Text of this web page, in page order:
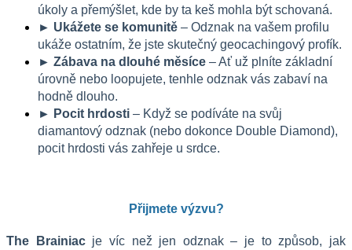
úkoly a přemýšlet, kde by ta keš mohla být schovaná.
► Ukážete se komunitě – Odznak na vašem profilu
ukáže ostatním, že jste skutečný geocachingový profík.
► Zábava na dlouhé měsíce – Ať už plníte základní
úrovně nebo loopujete, tenhle odznak vás zabaví na
hodně dlouho.
► Pocit hrdosti – Když se podíváte na svůj
diamantový odznak (nebo dokonce Double Diamond),
pocit hrdosti vás zahřeje u srdce.
Přijmete výzvu?
The Brainiac je víc než jen odznak – je to způsob, jak